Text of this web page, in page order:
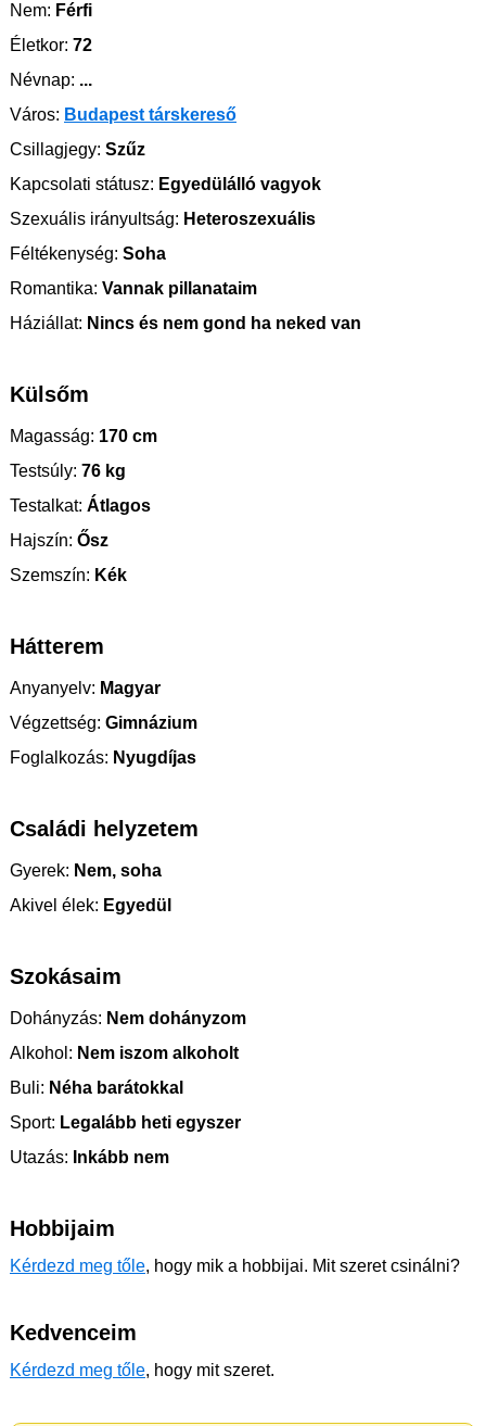
Nem: Férfi
Életkor: 72
Névnap: ...
Város: Budapest társkereső
Csillagjegy: Szűz
Kapcsolati státusz: Egyedülálló vagyok
Szexuális irányultság: Heteroszexuális
Féltékenység: Soha
Romantika: Vannak pillanataim
Háziállat: Nincs és nem gond ha neked van
Külsőm
Magasság: 170 cm
Testsúly: 76 kg
Testalkat: Átlagos
Hajszín: Ősz
Szemszín: Kék
Hátterem
Anyanyelv: Magyar
Végzettség: Gimnázium
Foglalkozás: Nyugdíjas
Családi helyzetem
Gyerek: Nem, soha
Akivel élek: Egyedül
Szokásaim
Dohányzás: Nem dohányzom
Alkohol: Nem iszom alkoholt
Buli: Néha barátokkal
Sport: Legalább heti egyszer
Utazás: Inkább nem
Hobbijaim
Kérdezd meg tőle, hogy mik a hobbijai. Mit szeret csinálni?
Kedvenceim
Kérdezd meg tőle, hogy mit szeret.